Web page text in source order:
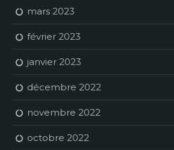
mars 2023
février 2023
janvier 2023
décembre 2022
novembre 2022
octobre 2022